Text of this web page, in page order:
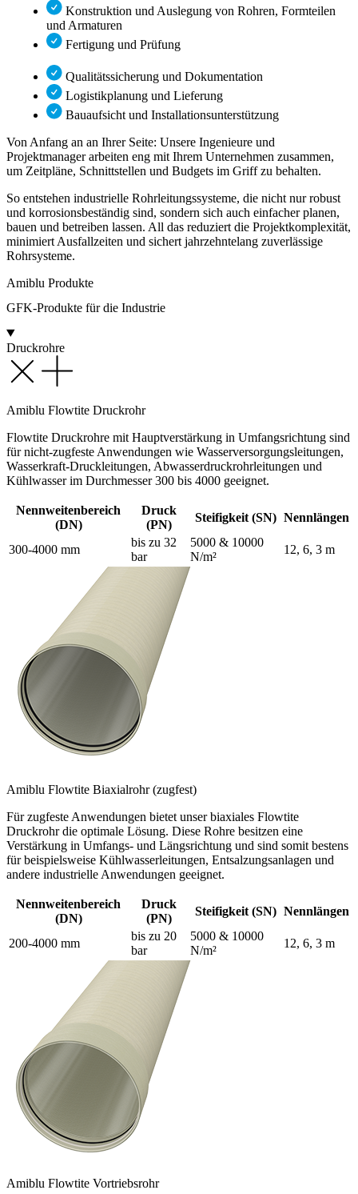
Konstruktion und Auslegung von Rohren, Formteilen
und Armaturen
Fertigung und Prüfung
Qualitätssicherung und Dokumentation
Logistikplanung und Lieferung
Bauaufsicht und Installationsunterstützung
Von Anfang an an Ihrer Seite: Unsere Ingenieure und
Projektmanager arbeiten eng mit Ihrem Unternehmen zusammen,
um Zeitpläne, Schnittstellen und Budgets im Griff zu behalten.
So entstehen industrielle Rohrleitungssysteme, die nicht nur robust
und korrosionsbeständig sind, sondern sich auch einfacher planen,
bauen und betreiben lassen. All das reduziert die Projektkomplexität,
minimiert Ausfallzeiten und sichert jahrzehntelang zuverlässige
Rohrsysteme.
Amiblu Produkte
GFK-Produkte fürdie Industrie
Druckrohre
Amiblu Flowtite Druckrohr
Flowtite Druckrohre mit Hauptverstärkung in Umfangsrichtung sind
für nicht-zugfeste Anwendungen wie Wasserversorgungsleitungen,
Wasserkraft-Druckleitungen, Abwasserdruckrohrleitungen und
Kühlwasser im Durchmesser 300 bis 4000 geeignet.
Nennweitenbereich
(DN)
Druck
(PN)
Steifigkeit (SN) Nennlängen
300-4000 mm
bis zu 32
bar
5000 & 10000
N/m²
12, 6, 3 m
Amiblu Flowtite Biaxialrohr (zugfest)
Für zugfeste Anwendungen bietet unser biaxiales Flowtite
Druckrohr die optimale Lösung. Diese Rohre besitzen eine
Verstärkung in Umfangs- und Längsrichtung und sind somit bestens
für beispielsweise Kühlwasserleitungen, Entsalzungsanlagen und
andere industrielle Anwendungen geeignet.
Nennweitenbereich
(DN)
Druck
(PN)
Steifigkeit (SN) Nennlängen
200-4000 mm
bis zu 20
bar
5000 & 10000
N/m²
12, 6, 3 m
Amiblu Flowtite Vortriebsrohr